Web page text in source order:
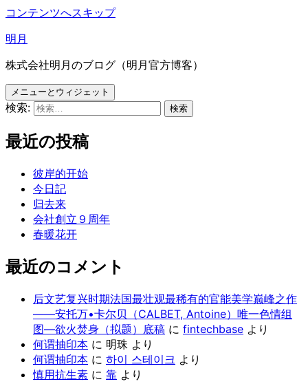
コンテンツへスキップ
明月
株式会社明月のブログ（明月官方博客）
メニューとウィジェット
検索:
最近の投稿
彼岸的开始
今日記
归去来
会社創立９周年
春暖花开
最近のコメント
后文艺复兴时期法国最壮观最稀有的官能美学巅峰之作
——安托万•卡尔贝（CALBET, Antoine）唯一色情组
图—欲火焚身（拟题）底稿 に fintechbase より
何谓抽印本 に 明珠 より
何谓抽印本 に 하이 스테이크 より
慎用抗生素 に 靠 より